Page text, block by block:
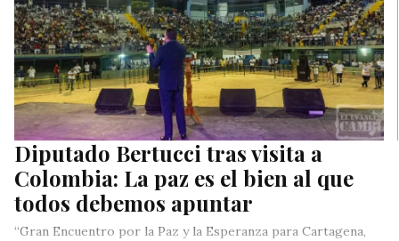
Diputado Bertucci tras visita a
Colombia: La paz es el bien al que
todos debemos apuntar
“Gran Encuentro por la Paz y la Esperanza para Cartagena,